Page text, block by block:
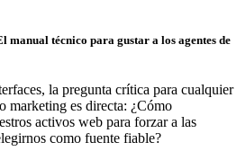
técnico para gustar a los agentes de
la pregunta crítica para cualquier
marketing es directa: ¿Cómo
activos web para forzar a las
como fuente fiable?